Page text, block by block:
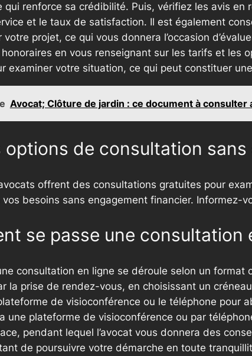
qui renforce sa crédibilité. Puis, vérifiez les avis
et le taux de satisfaction. Il est également
projet, ce qui vous donnera l’occasion
en vous renseignant sur les tarifs et les
examiner votre situation, ce qui peut constituer
Avocat; Clôture de jardin : ce document à
options de consultation
offrent des consultations gratuites pour
besoins sans engagement financier. Informez-
se passe une consultation
consultation en ligne se déroule selon un
la prise de rendez-vous, en choisissant un
de visioconférence ou le téléphone pour
une plateforme de visioconférence ou par
pendant lequel l’avocat vous donnera des
de poursuivre votre démarche en toute